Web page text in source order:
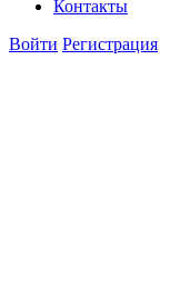
Контакты
Войти Регистрация